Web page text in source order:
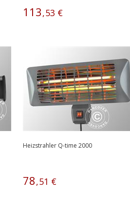
113,53 €
Heizstrahler Q-time 2000
78,51 €